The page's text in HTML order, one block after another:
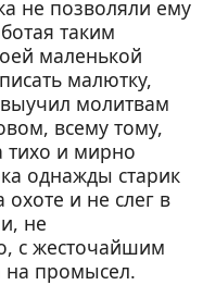
не позволяли ему
таким
маленькой
малютку,
молитвам
всему тому,
тихо и мирно
однажды старик
и не слег в
не
с жесточайшим
на промысел.